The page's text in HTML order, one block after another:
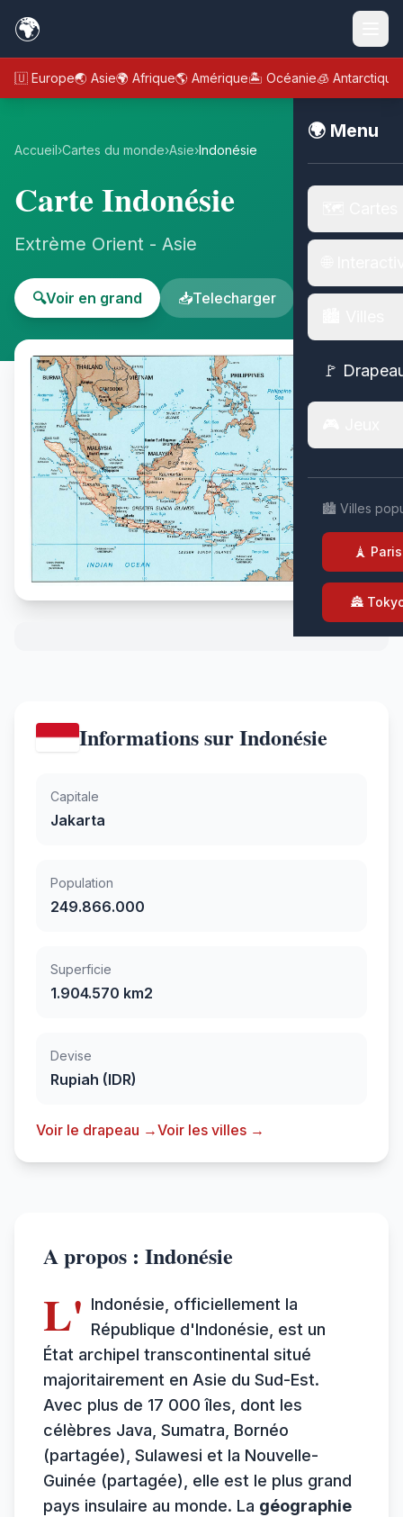
🌍
🇪🇺 Europe🌏 Asie🌍 Afrique🌎 Amérique🏝️ Océanie🧊 Antarctique
🌍 Menu
🚩
🏙️ Villes
🗼 Paris
🏯
Accueil›Cartes du monde›Asie›Indonésie
Carte Indonésie
Extrème Orient - Asie
🔍Voir en grand 📥Telecharger
Informations sur Indonésie
Capitale
Jakarta
Population
249.866.000
Superficie
1.904.570 km2
Devise
Rupiah (IDR)
Voir le drapeau →Voir les villes →
A propos : Indonésie
L' Indonésie, officiellement la
République d'Indonésie, est un
État archipel transcontinental situé
majoritairement en Asie du Sud-Est.
Avec plus de 17 000 îles, dont les
célèbres Java, Sumatra, Bornéo
(partagée), Sulawesi et la Nouvelle-
Guinée (partagée), elle est le plus grand
pays insulaire au monde. La géographie